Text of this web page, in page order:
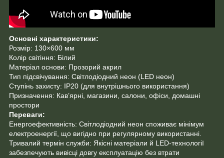
Основні характеристики:
Розмір: 130×600 мм
Колір світіння: Білий
Матеріал основи: Прозорий акрил
Тип підсвічування: Світлодіодний неон (LED неон)
Ступінь захисту: IP20 (для внутрішнього використання)
Призначення: Кав’ярні, магазини, салони, офіси, домашні
простори
Переваги:
Енергоефективність: Світлодіодний неон споживає мінімум
електроенергії, що вигідно при регулярному використанні.
Тривалий термін служби: Якісні матеріали й LED-технології
забезпечують вивісці довгу експлуатацію без втрати